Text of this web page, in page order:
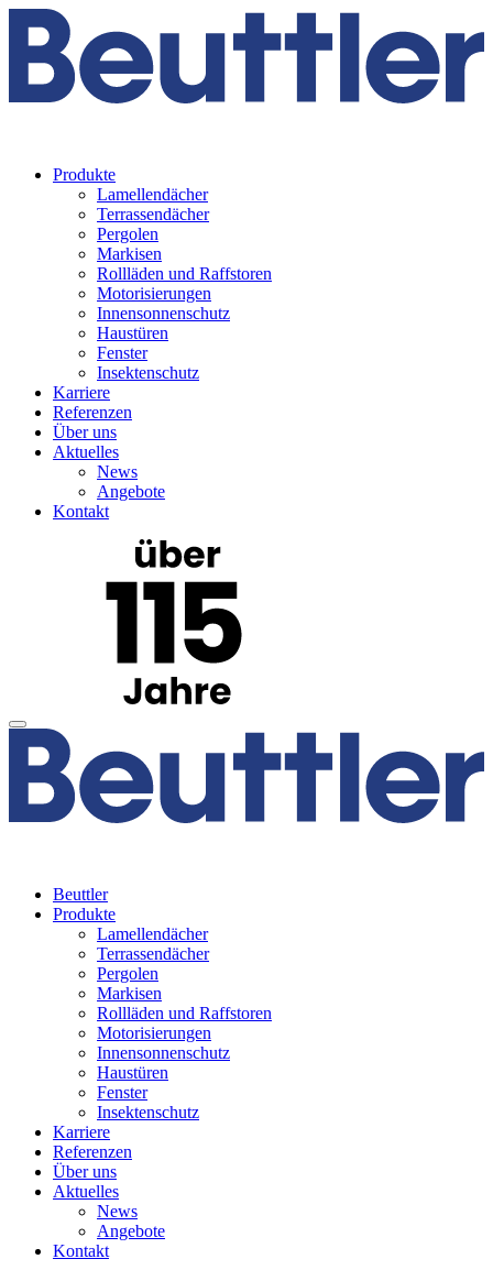
Produkte
Lamellendächer
Terrassendächer
Pergolen
Markisen
Rollläden und Raffstoren
Motorisierungen
Innensonnenschutz
Haustüren
Fenster
Insektenschutz
Karriere
Referenzen
Über uns
Aktuelles
News
Angebote
Kontakt
Beuttler
Produkte
Lamellendächer
Terrassendächer
Pergolen
Markisen
Rollläden und Raffstoren
Motorisierungen
Innensonnenschutz
Haustüren
Fenster
Insektenschutz
Karriere
Referenzen
Über uns
Aktuelles
News
Angebote
Kontakt